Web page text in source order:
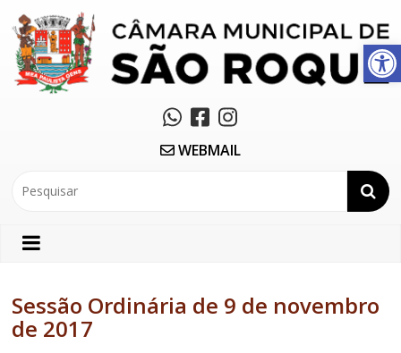
Abrir a barra de ferramentas
WEBMAIL
Sessão Ordinária de 9 de novembro
de 2017